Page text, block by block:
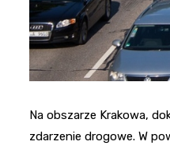
Na obszarze Krakowa,
zdarzenie drogowe. W